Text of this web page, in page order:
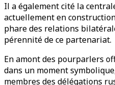
Il a également cité la
actuellement en
phare des relations
pérennité de ce partenariat.
En amont des pourparlers
dans un moment
membres des délégations